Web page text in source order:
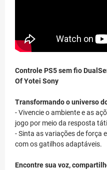
Controle PS5 sem fio
Of Yotei Sony
Transformando o universo
- Vivencie o ambiente e as
jogo por meio da resposta
- Sinta as variações de força
com os gatilhos adaptáveis.
Encontre sua voz,